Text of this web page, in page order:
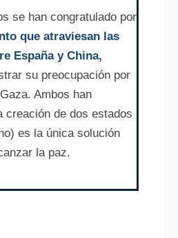
se han congratulado por
que atraviesan las
España y China,
su preocupación por
Ambos han
creación de dos estados
es la única solución
la paz.